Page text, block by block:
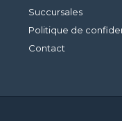
Succursales
Politique de
Contact